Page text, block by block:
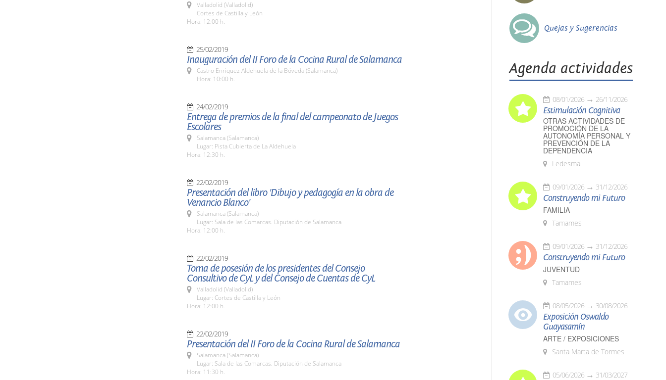
Valladolid (Valladolid)
Cortes de Castilla y León
Hora: 12:00 h.
25/02/2019
Inauguración del II Foro de la Cocina Rural de Salamanca
Castro Enriquez Aldehuela de la Bóveda (Salamanca)
Hora: 10:00 h.
24/02/2019
Entrega de premios de la final del campeonato de Juegos
Escolares
Salamanca (Salamanca)
Lugar: Pista Cubierta de La Aldehuela
Hora: 12:30 h.
22/02/2019
Presentación del libro 'Dibujo y pedagogía en la obra de
Venancio Blanco'
Salamanca (Salamanca)
Lugar: Sala de las Comarcas. Diputación de Salamanca
Hora: 12:00 h.
22/02/2019
Toma de posesión de los presidentes del Consejo
Consultivo de CyL y del Consejo de Cuentas de CyL
Valladolid (Valladolid)
Lugar: Cortes de Castilla y León
Hora: 12:00 h.
22/02/2019
Presentación del II Foro de la Cocina Rural de Salamanca
Salamanca (Salamanca)
Lugar: Sala de las Comarcas. Diputación de Salamanca
Hora: 11:30 h.
Quejas y Sugerencias
Agenda actividades
08/01/2026 26/11/2026
Estimulación Cognitiva
OTRAS ACTIVIDADES DE
PROMOCIÓN DE LA
AUTONOMÍA PERSONAL Y
PREVENCIÓN DE LA
DEPENDENCIA
Ledesma
09/01/2026 31/12/2026
Construyendo mi Futuro
FAMILIA
Tamames
09/01/2026 31/12/2026
Construyendo mi Futuro
JUVENTUD
Tamames
08/05/2026 30/08/2026
Exposición Oswaldo
Guayasamín
ARTE / EXPOSICIONES
Santa Marta de Tormes
05/06/2026 31/03/2027